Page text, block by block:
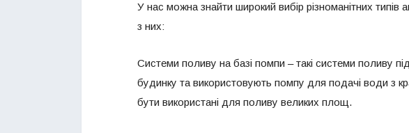
У нас можна знайти широкий вибір різноманітних
з них:
Системи поливу на базі помпи – такі системи поливу
будинку та використовують помпу для подачі води з
бути використані для поливу великих площ.